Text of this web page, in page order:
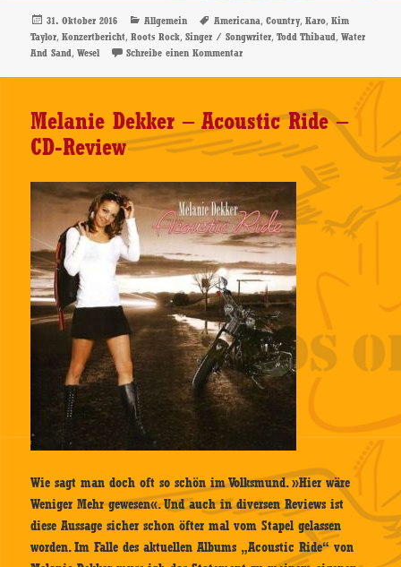
Veröffentlicht
am
31. Oktober 2016 Kategorien
Allgemein Schlagwörter
Americana,Country,Karo,Kim
Taylor,Konzertbericht,Roots Rock,Singer / Songwriter,Todd Thibaud,Water
And Sand,Wesel Schreibe einen Kommentarzu Water And Sand – 30.10.2016,
Melanie Dekker – Acoustic Ride –
CD-Review
Wie sagt man doch oft so schön im Volksmund. »Hier wäre
Weniger Mehr gewesen«. Und auch in diversen Reviews ist
diese Aussage sicher schon öfter mal vom Stapel gelassen
worden. Im Falle des aktuellen Albums „Acoustic Ride“ von